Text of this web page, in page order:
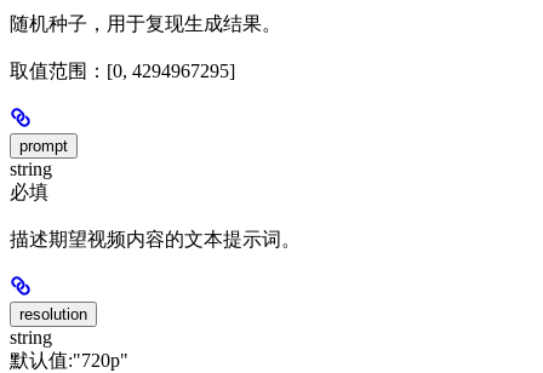
随机种子，用于复现生成结果。
取值范围：[0, 4294967295]
prompt
string
必填
描述期望视频内容的文本提示词。
resolution
string
默认值:"720p"